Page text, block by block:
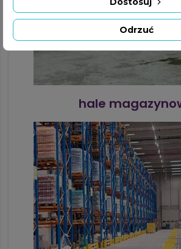
hale
Odrzuć